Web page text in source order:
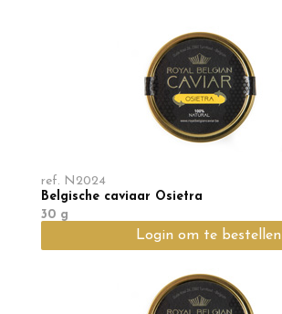
ref. N2024
Belgische caviaar Osietra
30 g
Login om te bestellen